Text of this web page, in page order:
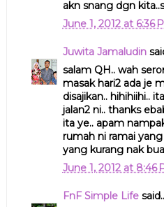
akn snang dgn
June 1, 2012 at 6:36
Juwita Jamaludin
salam QH.. wah
masak hari2 ada je
disajikan.. hihihiihi..
jalan2 ni.. thanks
ita ye.. apam
rumah ni ramai
yang kurang nak
June 1, 2012 at 8:46
FnF Simple Life